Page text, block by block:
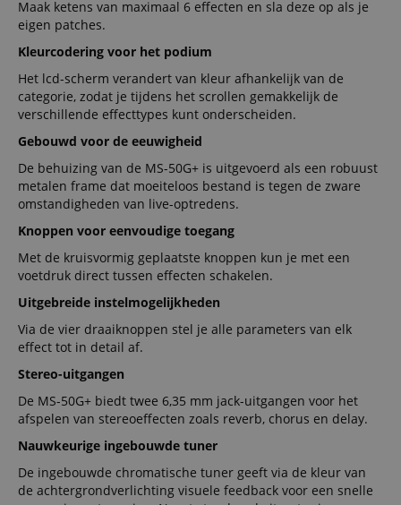
Maak ketens van maximaal 6 effecten en sla deze op als je
eigen patches.
Kleurcodering voor het podium
Het lcd-scherm verandert van kleur afhankelijk van de
categorie, zodat je tijdens het scrollen gemakkelijk de
verschillende effecttypes kunt onderscheiden.
Gebouwd voor de eeuwigheid
De behuizing van de MS-50G+ is uitgevoerd als een robuust
metalen frame dat moeiteloos bestand is tegen de zware
omstandigheden van live-optredens.
Knoppen voor eenvoudige toegang
Met de kruisvormig geplaatste knoppen kun je met een
voetdruk direct tussen effecten schakelen.
Uitgebreide instelmogelijkheden
Via de vier draaiknoppen stel je alle parameters van elk
effect tot in detail af.
Stereo-uitgangen
De MS-50G+ biedt twee 6,35 mm jack-uitgangen voor het
afspelen van stereoeffecten zoals reverb, chorus en delay.
Nauwkeurige ingebouwde tuner
De ingebouwde chromatische tuner geeft via de kleur van
de achtergrondverlichting visuele feedback voor een snelle